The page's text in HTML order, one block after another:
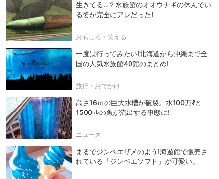
生きてる…？水族館のオオウナギの休んでい
る姿が完全にアレだった!
おもしろ・笑える
一度は行ってみたい!北海道から沖縄まで全
国の人気水族館40館のまとめ!
旅行・おでかけ
高さ16ｍの巨大水槽が破裂。水100万ℓと
1500匹の魚が流出する事態に!
ニュース
まるでジンベエザメのよう!海遊館で販売さ
れている「ジンベエソフト」が可愛い。